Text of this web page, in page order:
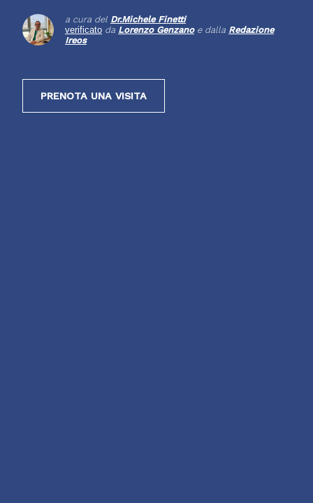
a cura del Dr.Michele Finetti
verificato da Lorenzo Genzanoe dalla Redazione
Ireos
PRENOTA UNA VISITA